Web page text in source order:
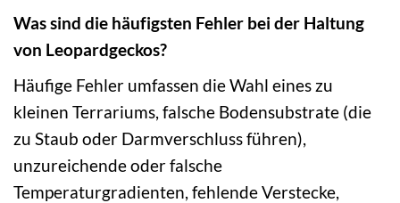
Was sind die häufigsten Fehler bei der Haltung
von Leopardgeckos?
Häufige Fehler umfassen die Wahl eines zu
kleinen Terrariums, falsche Bodensubstrate (die
zu Staub oder Darmverschluss führen),
unzureichende oder falsche
Temperaturgradienten, fehlende Verstecke,